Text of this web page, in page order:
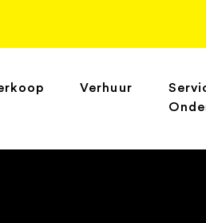
Verhuur